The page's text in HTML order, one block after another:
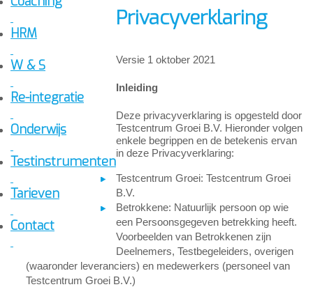
HRM
W & S
Re-integratie
Onderwijs
Testinstrumenten
Tarieven
Contact
Privacyverklaring
Versie 1 oktober 2021
Inleiding
Deze privacyverklaring is opgesteld door
Testcentrum Groei B.V. Hieronder volgen
enkele begrippen en de betekenis ervan
in deze Privacyverklaring:
Testcentrum Groei: Testcentrum Groei
B.V.
Betrokkene: Natuurlijk persoon op wie
een Persoonsgegeven betrekking heeft.
Voorbeelden van Betrokkenen zijn
Deelnemers, Testbegeleiders, overigen
(waaronder leveranciers) en medewerkers (personeel van
Testcentrum Groei B.V.)